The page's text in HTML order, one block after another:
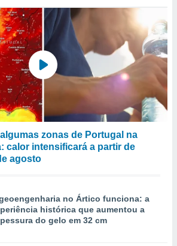
zonas de Portugal na
calor intensificará a partir de
agosto
no Ártico funciona: a
histórica que aumentou a
do gelo em 32 cm